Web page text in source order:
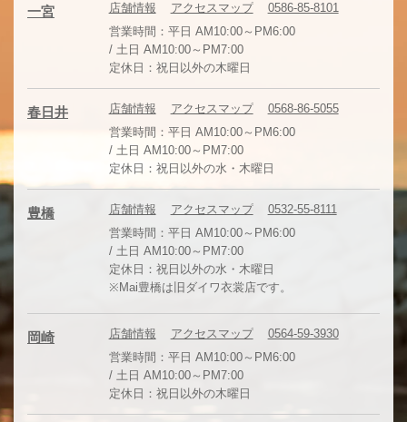
一宮 店舗情報 アクセスマップ
0586-85-8101
営業時間：平日 AM10:00～PM6:00
/ 土日 AM10:00～PM7:00
定休日：祝日以外の木曜日
春日井 店舗情報 アクセスマップ
0568-86-5055
営業時間：平日 AM10:00～PM6:00
/ 土日 AM10:00～PM7:00
定休日：祝日以外の水・木曜日
豊橋 店舗情報 アクセスマップ
0532-55-8111
営業時間：平日 AM10:00～PM6:00
/ 土日 AM10:00～PM7:00
定休日：祝日以外の水・木曜日
※Mai豊橋は旧ダイワ衣裳店です。
岡崎 店舗情報 アクセスマップ
0564-59-3930
営業時間：平日 AM10:00～PM6:00
/ 土日 AM10:00～PM7:00
定休日：祝日以外の木曜日